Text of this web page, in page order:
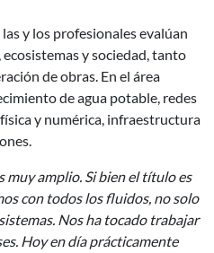
y los profesionales evalúan
ecosistemas y sociedad, tanto
de obras. En el área
de agua potable, redes
y numérica, infraestructura
muy amplio. Si bien el título es
con todos los fluidos, no solo
Nos ha tocado trabajar
Hoy en día prácticamente